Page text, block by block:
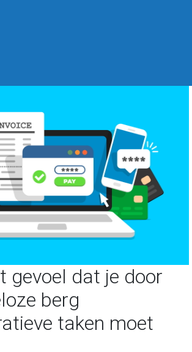
gevoel dat je door
berg
taken moet